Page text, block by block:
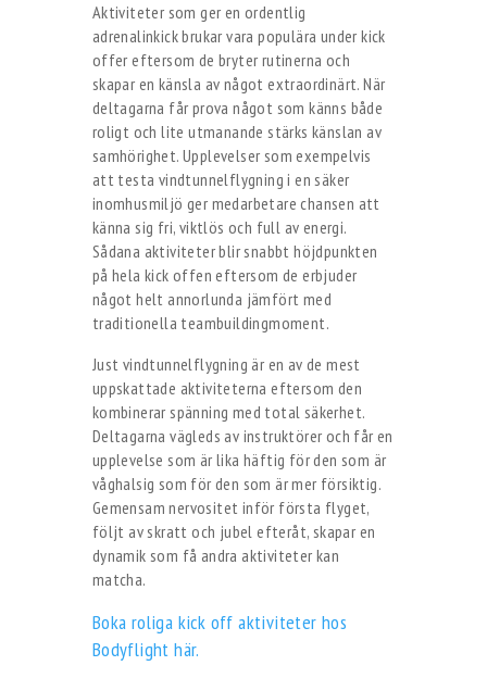
Aktiviteter som ger en ordentlig
adrenalinkick brukar vara populära under kick
offer eftersom de bryter rutinerna och
skapar en känsla av något extraordinärt. När
deltagarna får prova något som känns både
roligt och lite utmanande stärks känslan av
samhörighet. Upplevelser som exempelvis
att testa vindtunnelflygning i en säker
inomhusmiljö ger medarbetare chansen att
känna sig fri, viktlös och full av energi.
Sådana aktiviteter blir snabbt höjdpunkten
på hela kick offen eftersom de erbjuder
något helt annorlunda jämfört med
traditionella teambuildingmoment.
Just vindtunnelflygning är en av de mest
uppskattade aktiviteterna eftersom den
kombinerar spänning med total säkerhet.
Deltagarna vägleds av instruktörer och får en
upplevelse som är lika häftig för den som är
våghalsig som för den som är mer försiktig.
Gemensam nervositet inför första flyget,
följt av skratt och jubel efteråt, skapar en
dynamik som få andra aktiviteter kan
matcha.
Boka roliga kick off aktiviteter hos
Bodyflight här.